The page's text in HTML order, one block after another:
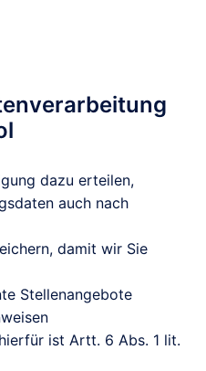
dazu erteilen,
auch nach
damit wir Sie
Stellenangebote
ist Artt. 6 Abs. 1 lit.